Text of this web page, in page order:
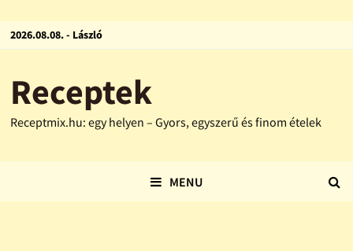
2026.08.08. - László
Receptek
Receptmix.hu: egy helyen – Gyors, egyszerű és finom ételek
MENU